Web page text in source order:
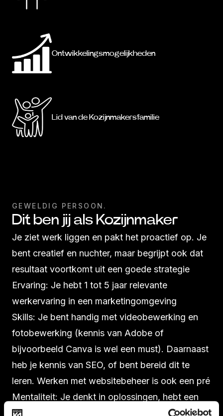
Ontwikkelingsmogelijkheden
Lid van de Kozijnmakersfamilie
GEWELDIG PERSOON.
Dit ben jij als Kozijnmaker
Je ziet werk liggen en pakt het proactief op. Je
bent creatief en nuchter, maar begrijpt ook dat
resultaat voortkomt uit een goede strategie
Ervaring: Je hebt 1 tot 5 jaar relevante
werkervaring in een marketingomgeving
Skills: Je bent handig met videobewerking en
fotobewerking (kennis van Adobe of
bijvoorbeeld Canva is wel een must). Daarnaast
heb je kennis van SEO, of bent bereid dit te
leren. Werken met websitebeheer is ook een pré
Mentaliteit: Je denkt in oplossingen, hebt een
eigen mening en bent een echte doorpakker. Je